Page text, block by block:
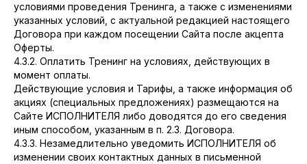
условиями проведения Тренинга, а также с изменениями
указанных условий, с актуальной редакцией настоящего
Договора при каждом посещении Сайта после акцепта
Оферты.
4.3.2. Оплатить Тренинг на условиях, действующих в
момент оплаты.
Действующие условия и Тарифы, а также информация об
акциях (специальных предложениях) размещаются на
Сайте ИСПОЛНИТЕЛЯ либо доводятся до его сведения
иным способом, указанным в п. 2.3. Договора.
4.3.3. Незамедлительно уведомить ИСПОЛНИТЕЛЯ об
изменении своих контактных данных в письменной